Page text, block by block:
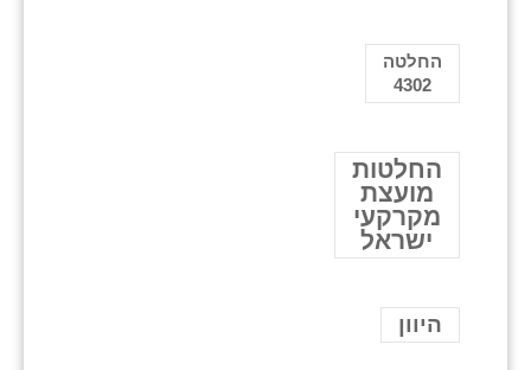
החלטה
4302
החלטות
מועצת
מקרקעי
ישראל
היוון